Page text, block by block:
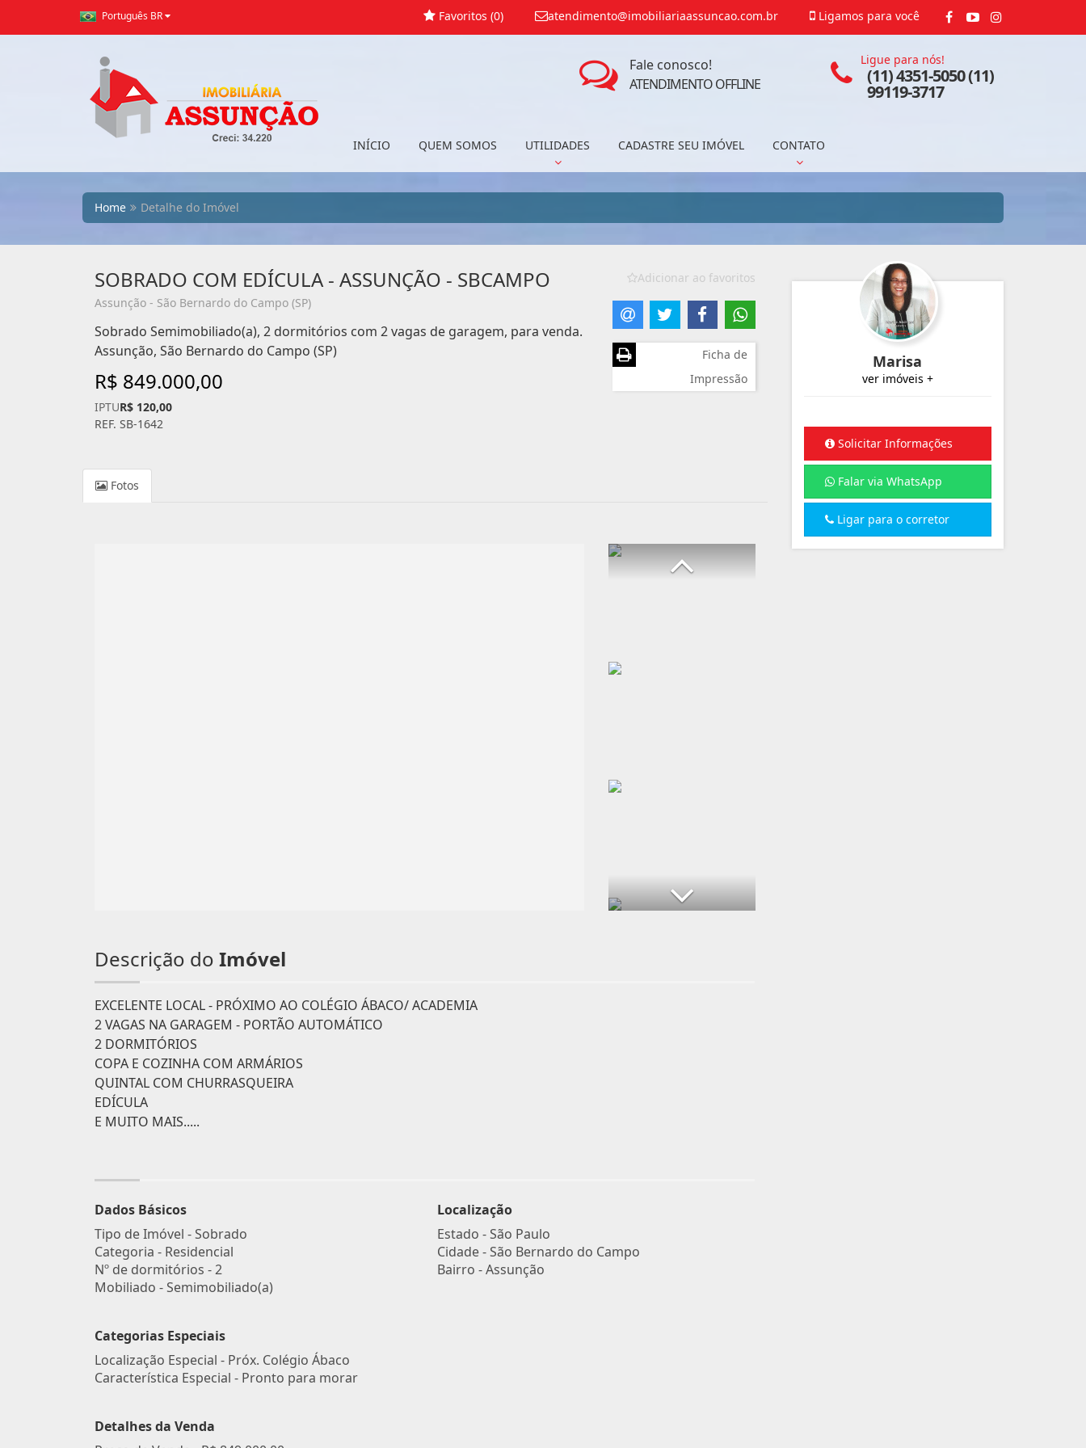
Português BR Ligamos para você
atendimento@imobiliariaassuncao.com.br
Favoritos (0)
INÍCIO QUEM SOMOS UTILIDADES CADASTRE SEU IMÓVEL CONTATO
Ligue para nós!
(11) 4351-5050 (11)
99119-3717
Fale conosco!
ATENDIMENTO OFFLINE
Home Detalhe do Imóvel
SOBRADO COM EDÍCULA - ASSUNÇÃO - SBCAMPO
Assunção - São Bernardo do Campo (SP)
Sobrado Semimobiliado(a), 2 dormitórios com 2 vagas de garagem, para venda.
Assunção, São Bernardo do Campo (SP)
R$ 849.000,00
IPTUR$ 120,00
REF. SB-1642
Adicionar ao favoritos
Ficha de
Impressão
Fotos
Descrição do Imóvel
EXCELENTE LOCAL - PRÓXIMO AO COLÉGIO ÁBACO/ ACADEMIA
2 VAGAS NA GARAGEM - PORTÃO AUTOMÁTICO
2 DORMITÓRIOS
COPA E COZINHA COM ARMÁRIOS
QUINTAL COM CHURRASQUEIRA
EDÍCULA
E MUITO MAIS.....
Dados Básicos
Tipo de Imóvel - Sobrado
Categoria - Residencial
Nº de dormitórios - 2
Mobiliado - Semimobiliado(a)
Categorias Especiais
Localização Especial - Próx. Colégio Ábaco
Característica Especial - Pronto para morar
Detalhes da Venda
Localização
Estado -São Paulo
Cidade -São Bernardo do Campo
Bairro -Assunção
Marisa
ver imóveis +
Solicitar Informações
Falar via WhatsApp
Ligar para o corretor